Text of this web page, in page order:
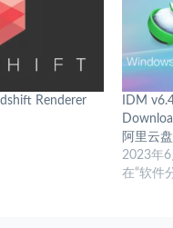
Renderer
IDM
阿里云盘
2023年6
在“软件